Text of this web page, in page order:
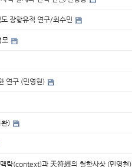
장항유적 연구/최수민
모
연구 (민영현)
)
맥락(context)과 天符經의 철학사상 (민영현)